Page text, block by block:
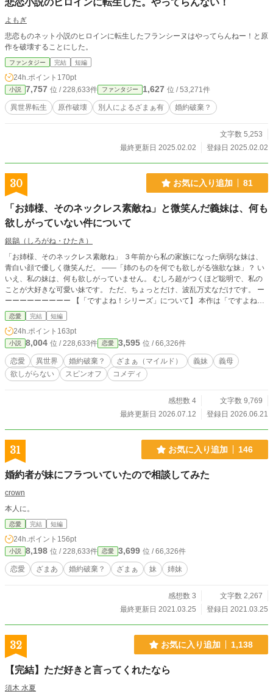
悲恋小説のヒロインに転生した。やってらんない！
よもぎ
悲恋ものネット小説のヒロインに転生したフランシーヌはやってらんねー！と原
作を破壊することにした。
ファンタジー 完結 短編
24h.ポイント 170pt
小説 7,757 位 / 228,633件 ファンタジー 1,627 位 / 53,271件
異世界転生 原作破壊 別人によるざまぁ有 婚約破棄？
文字数 5,253
最終更新日 2025.02.02
登録日 2025.02.02
30 お気に入り追加 81
「お姉様、そのネックレス素敵ね」と微笑んだ義妹は、何も
欲しがっていない件について
銀鶲（しろがね・ひたき）
「お姉様、そのネックレス素敵ね」 ３年前から私の家族になった病弱な妹は、
青白い顔で優しく微笑んだ。 ​――「姉のものを何でも欲しがる強欲な妹」？ い
いえ、私の妹は、何も欲しがっていません。 むしろ超がつくほど聡明で、私の
ことが大好きな可愛い妹です。 ただ、ちょっとだけ、波乱万丈なだけです。 ー
ーーーーーーーーー 【「ですよね！シリーズ」について】 本作は「ですよね！
シリーズ」の第２作目ですが、**単体（本作から）でも問題なくお楽しみいただ
けます！** ◆ シリーズラインナップ ・1作目：『真実の愛は何よりも優先され
る』と婚約破棄した王子、「ですよね！」と言われる。 ・2作目：『お姉様、そ
のネックレス素敵ね』と微笑んだ義妹は、何も欲しがっていない件について（※
本作） ・3作目：追放されない重戦士は、商人になりたかっただけなのに ・4作
目：婚約破棄で返り討ちにされた元王子、「真実の愛」で世界を救う？
恋愛 完結 短編
24h.ポイント 163pt
小説 8,004 位 / 228,633件 恋愛 3,595 位 / 66,326件
恋愛 異世界 婚約破棄？ ざまぁ（マイルド） 義妹
義母
欲しがらない
スピンオフ コメディ
感想数 4
文字数 9,769
最終更新日 2026.07.12
登録日 2026.06.21
31 お気に入り追加 146
婚約者が妹にフラついていたので相談してみた
crown
本人に。
恋愛 完結 短編
24h.ポイント 156pt
小説 8,198 位 / 228,633件 恋愛 3,699 位 / 66,326件
恋愛 ざまあ 婚約破棄？ ざまぁ 妹 姉妹
感想数 3
文字数 2,267
最終更新日 2021.03.25
登録日 2021.03.25
32 お気に入り追加 1,138
【完結】ただ好きと言ってくれたなら
須木 水夏